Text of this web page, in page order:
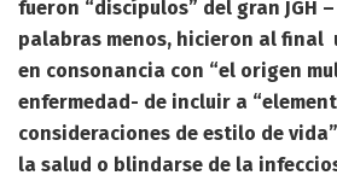
fueron “discípulos” del gran JGH
palabras menos, hicieron al final
en consonancia con “el origen
enfermedad- de incluir a
consideraciones de estilo de
la salud o blindarse de la